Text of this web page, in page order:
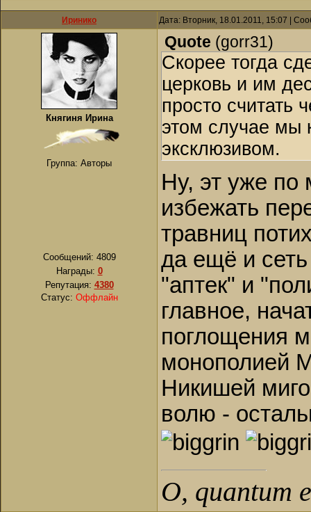
Иринико Дата: Вторник, 18.01.2011, 15:07 |
Княгиня Ирина
Группа: Авторы
Сообщений: 4809
Награды: 0
Репутация: 4380
Статус: Оффлайн
Quote (gorr31)
Скорее тогда
церковь и им
просто считать
этом случае мы
эксклюзивом.
Ну, эт уже по
избежать
травниц
да ещё и
"аптек" и
главное,
поглощения
монополией
Никишей
волю -
О, quantum